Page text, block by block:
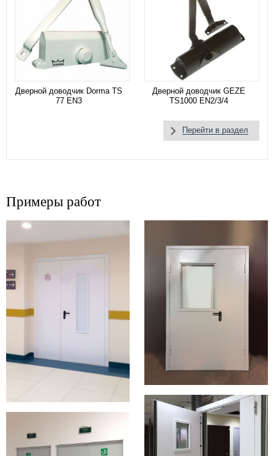
Дверной доводчик Dorma TS
77 EN3
Дверной доводчик GEZE
TS1000 EN2/3/4
Перейти в раздел
Примеры работ